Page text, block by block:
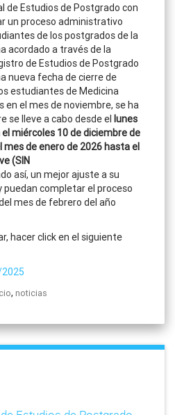
de Estudios de Postgrado con
un proceso administrativo
de los postgrados de la
acordado a través de la
de Estudios de Postgrado
nueva fecha de cierre de
estudiantes de Medicina
el mes de noviembre, se ha
se lleve a cabo desde el lunes
miércoles 10 de diciembre de
mes de enero de 2026 hasta el
(SIN
así, un mejor ajuste a su
puedan completar el proceso
mes de febrero del año
hacer click en el siguiente
2025
, noticias